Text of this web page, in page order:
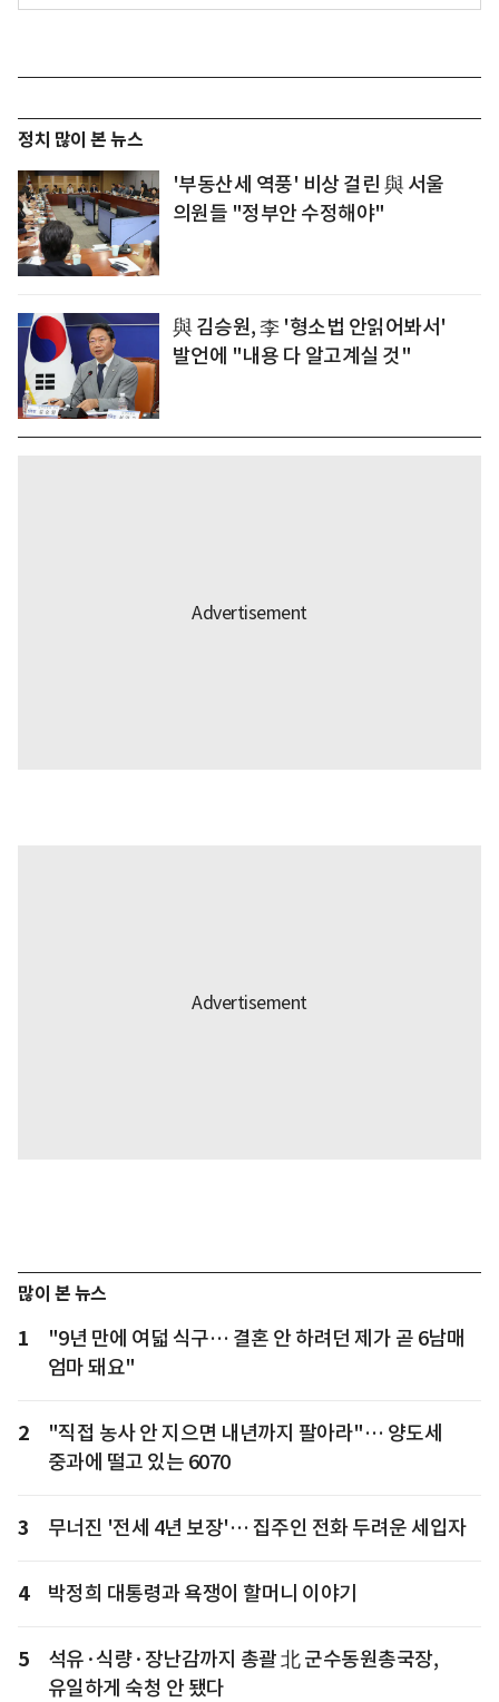
정치 많이 본 뉴스
'부동산세 역풍' 비상 걸린 與 서울
의원들 "정부안 수정해야"
與 김승원, 李 '형소법 안읽어봐서'
발언에 "내용 다 알고계실 것"
많이 본 뉴스
1
"9년 만에 여덟 식구… 결혼 안 하려던 제가 곧 6남매
엄마 돼요"
2
"직접 농사 안 지으면 내년까지 팔아라"… 양도세
중과에 떨고 있는 6070
3 무너진 '전세 4년 보장'… 집주인 전화 두려운 세입자
4 박정희 대통령과 욕쟁이 할머니 이야기
5
석유·식량·장난감까지 총괄 北 군수동원총국장,
유일하게 숙청 안 됐다